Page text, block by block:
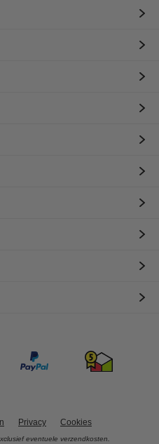
Privacy Cookies
eventuele verzendkosten.